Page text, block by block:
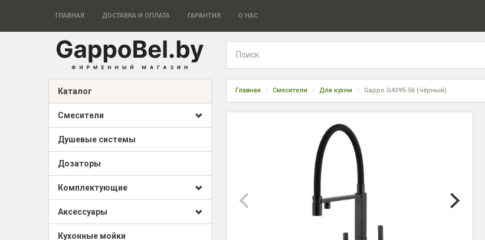
ГЛАВНАЯ ДОСТАВКА И ОПЛАТА ГАРАНТИЯ О НАС
Каталог
Смесители
Душевые системы
Дозаторы
Комплектующие
Аксессуары
Кухонные мойки
Главная Смесители Для кухни Gappo G4395-56 (чёрный)